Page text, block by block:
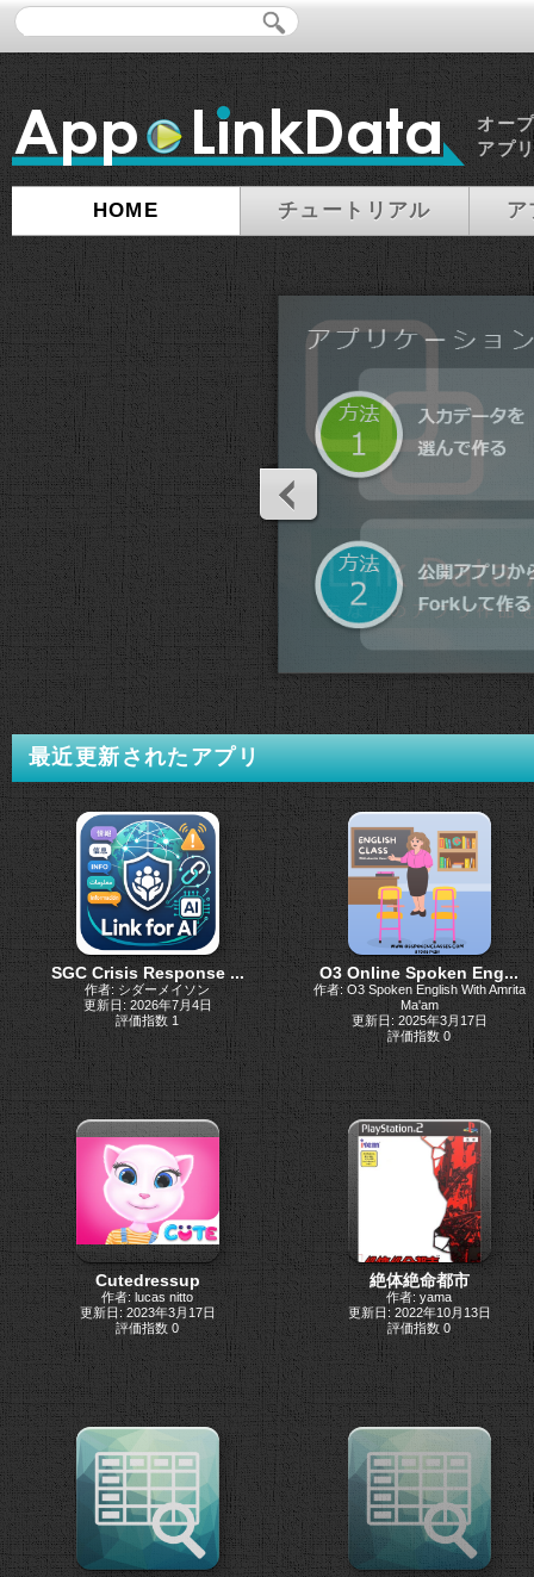
オー
アプ
HOME チュートリアル ア
最近更新されたアプリ
SGC Crisis Response ...
作者: シダーメイソン
更新日: 2026年7月4日
評価指数 1
O3 Online Spoken Eng...
作者: O3 Spoken English With Amrita
Ma'am
更新日: 2025年3月17日
評価指数 0
Cutedressup
作者: lucas nitto
更新日: 2023年3月17日
評価指数 0
絶体絶命都市
作者: yama
更新日: 2022年10月13日
評価指数 0